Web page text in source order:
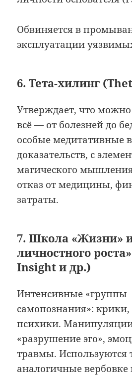
Обвиняется в
эксплуатации
6. Тета-хилинг
Утверждает, что можно
всё — от болезней до
особые медитативные
доказательств, с
магического
отказ от медицины,
затраты.
7. Школа «Жизни»
личностного
Insight и др.)
Интенсивные «группы
самопознания»: крики,
психики.
«разрушение эго»,
травмы. Используются
аналогичные вербовке